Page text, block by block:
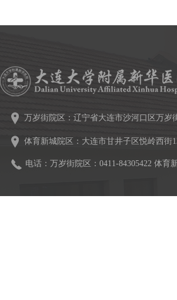
万岁街院区：辽宁省大连市沙河口区万岁
体育新城院区：大连市甘井子区悦岭西街
电话：万岁街院区：0411-84305422 体育